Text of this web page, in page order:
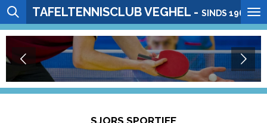
Ga
direct
de
hoofdinhoud
TAFELTENNISCLUB VEGHEL - SINDS 1964
SJORS SPORTIEF